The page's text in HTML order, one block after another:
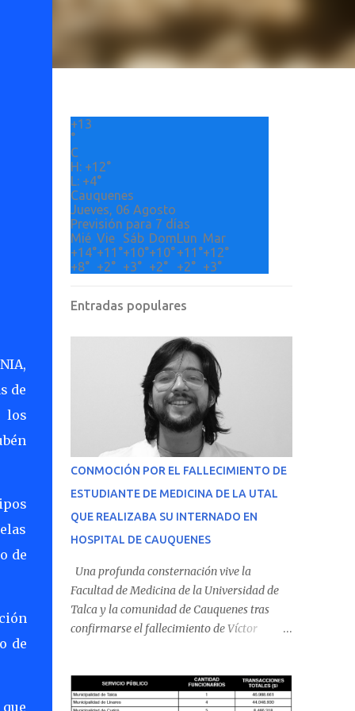
de
los
de
de
+13
°
C
H: +12°
L: +4°
Cauquenes
Jueves, 06 Agosto
Previsión para 7 días
Mié Vie Sáb DomLun Mar
+14°+11°+10°+10°+11°+12°
+8° +2° +3° +2° +2° +3°
Entradas populares
CONMOCIÓN POR EL FALLECIMIENTO DE
ESTUDIANTE DE MEDICINA DE LA UTAL
QUE REALIZABA SU INTERNADO EN
HOSPITAL DE CAUQUENES
Una profunda consternación vive la
Facultad de Medicina de la Universidad de
Talca y la comunidad de Cauquenes tras
confirmarse el fallecimiento de Víctor
Cauquenes. De acuerdo con los antecedentes
conocidos, el joven se presentó a cumplir su